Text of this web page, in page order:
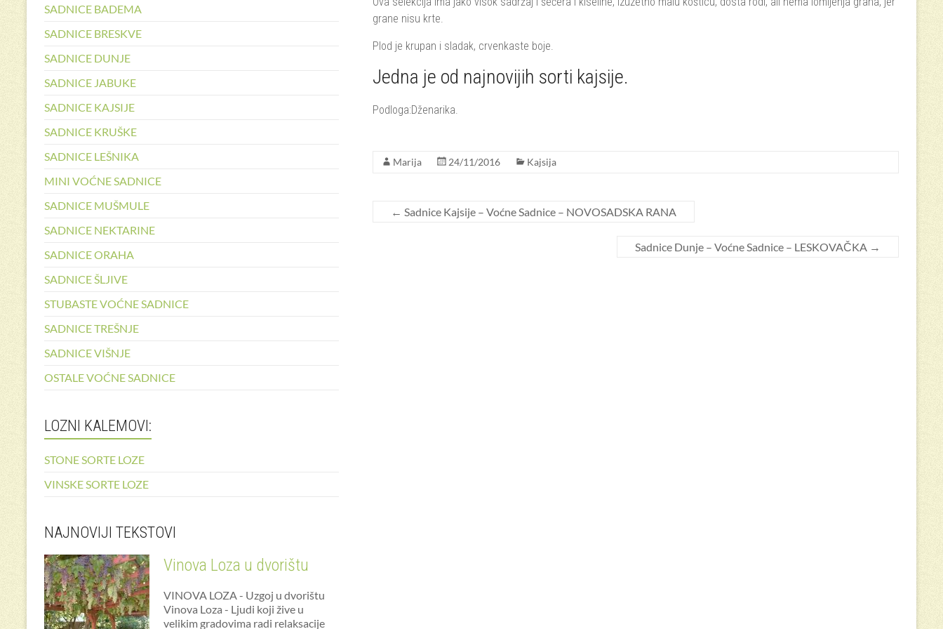
grane nisu krte.
Plod je krupan i sladak, crvenkaste boje.
Jedna je od najnovijih sorti kajsije.
Podloga:Dženarika.
Marija 24/11/2016 Kajsija
← Sadnice Kajsije – Voćne Sadnice – NOVOSADSKA RANA
Sadnice Dunje – Voćne Sadnice – LESKOVAČKA →
SADNICE BADEMA
SADNICE BRESKVE
SADNICE DUNJE
SADNICE JABUKE
SADNICE KAJSIJE
SADNICE KRUŠKE
SADNICE LEŠNIKA
MINI VOĆNE SADNICE
SADNICE MUŠMULE
SADNICE NEKTARINE
SADNICE ORAHA
SADNICE ŠLJIVE
STUBASTE VOĆNE SADNICE
SADNICE TREŠNJE
SADNICE VIŠNJE
OSTALE VOĆNE SADNICE
LOZNI KALEMOVI:
STONE SORTE LOZE
VINSKE SORTE LOZE
NAJNOVIJI TEKSTOVI
Vinova Loza u dvorištu
VINOVA LOZA - Uzgoj u dvorištu
Vinova Loza - Ljudi koji žive u
velikim gradovima radi relaksacije